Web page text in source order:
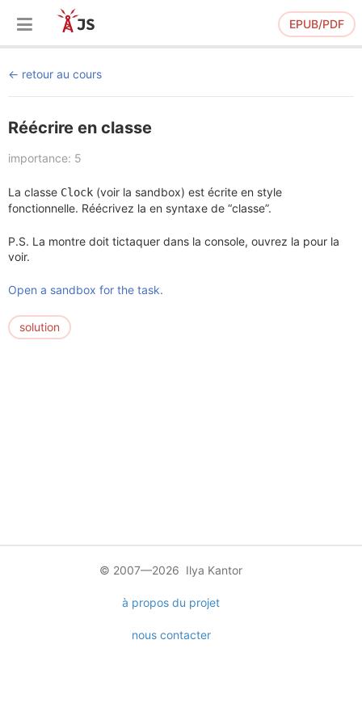
EPUB/PDF
retour au cours
Réécrire en classe
importance: 5
La classe Clock (voir la sandbox) est écrite en style
fonctionnelle. Réécrivez la en syntaxe de “classe”.
P.S. La montre doit tictaquer dans la console, ouvrez la pour la
voir.
Open a sandbox for the task.
solution
© 2007—2026 Ilya Kantor
à propos du projet
nous contacter